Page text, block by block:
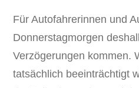
Für Autofahrerinnen und
Donnerstagmorgen
Verzögerungen kommen.
tatsächlich beeinträchtigt